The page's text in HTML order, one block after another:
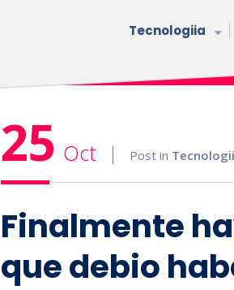
Tecnologiia
25 Oct Post in
Finalmente
que debio